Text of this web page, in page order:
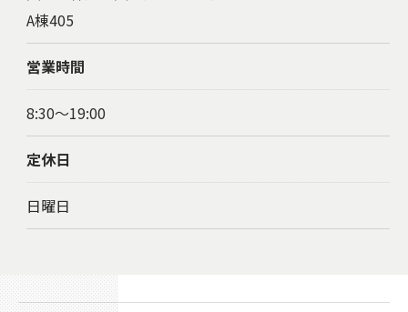
A棟405
営業時間
8:30〜19:00
定休日
日曜日